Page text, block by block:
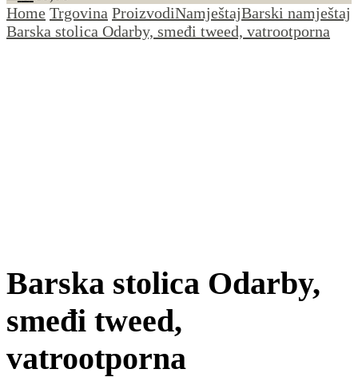
Home Trgovina ProizvodiNamještajBarski namještaj
Barska stolica Odarby, smeđi tweed, vatrootporna
Barska stolica Odarby,
smeđi tweed,
vatrootporna